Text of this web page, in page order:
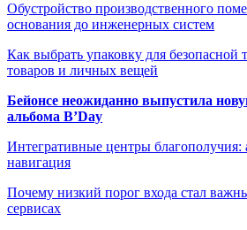
Обустройство производственного
основания до инженерных систем
Как выбрать упаковку для безопасной
товаров и личных вещей
Бейонсе неожиданно выпустила
альбома B’Day
Интегративные центры благополучия:
навигация
Почему низкий порог входа стал
сервисах